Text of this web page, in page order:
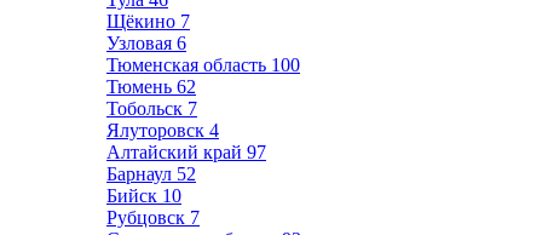
Щёкино 7
Узловая 6
Тюменская область 100
Тюмень 62
Тобольск 7
Ялуторовск 4
Алтайский край 97
Барнаул 52
Бийск 10
Рубцовск 7